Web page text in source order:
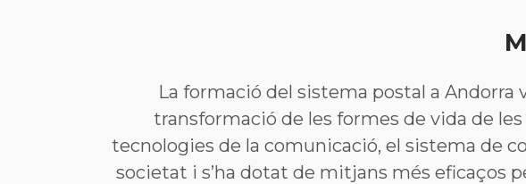
La formació del sistema postal a
transformació de les formes de vida de
tecnologies de la comunicació, el sistema de
societat i s’ha dotat de mitjans més eficaços